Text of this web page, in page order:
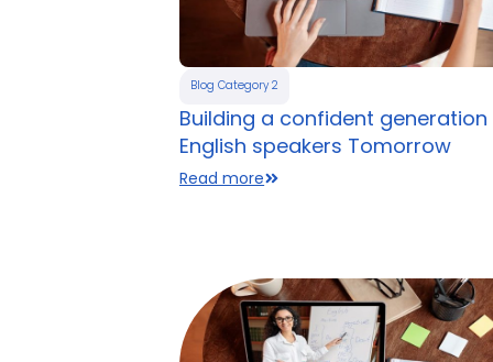
Blog Category 2
Building a confident
English speakers Tomorrow
Read more